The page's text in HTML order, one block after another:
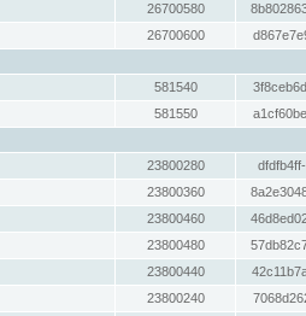
26700580
26700600
581540
581550
23800280
23800360
23800460
23800480
23800440
23800240